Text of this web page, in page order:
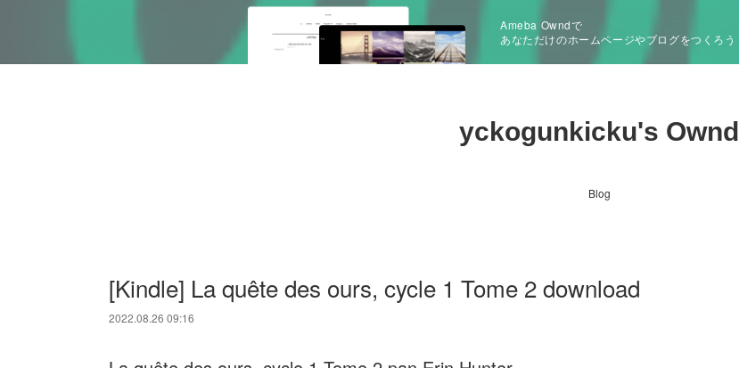
Ameba Owndで
あなただけのホームページやブログをつくろう
yckogunkicku's Ownd
Blog
[Kindle] La quête des ours, cycle 1 Tome 2 download
2022.08.26 09:16